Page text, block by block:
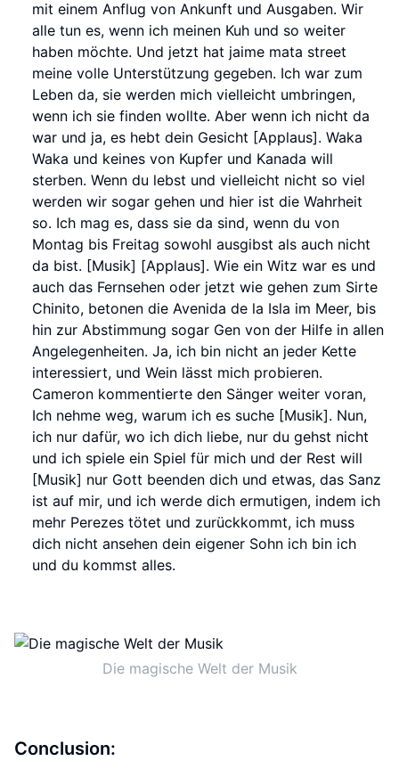
mit einem Anflug von Ankunft und Ausgaben. Wir
alle tun es, wenn ich meinen Kuh und so weiter
haben möchte. Und jetzt hat jaime mata street
meine volle Unterstützung gegeben. Ich war zum
Leben da, sie werden mich vielleicht umbringen,
wenn ich sie finden wollte. Aber wenn ich nicht da
war und ja, es hebt dein Gesicht [Applaus]. Waka
Waka und keines von Kupfer und Kanada will
sterben. Wenn du lebst und vielleicht nicht so viel
werden wir sogar gehen und hier ist die Wahrheit
so. Ich mag es, dass sie da sind, wenn du von
Montag bis Freitag sowohl ausgibst als auch nicht
da bist. [Musik] [Applaus]. Wie ein Witz war es und
auch das Fernsehen oder jetzt wie gehen zum Sirte
Chinito, betonen die Avenida de la Isla im Meer, bis
hin zur Abstimmung sogar Gen von der Hilfe in allen
Angelegenheiten. Ja, ich bin nicht an jeder Kette
interessiert, und Wein lässt mich probieren.
Cameron kommentierte den Sänger weiter voran,
Ich nehme weg, warum ich es suche [Musik]. Nun,
ich nur dafür, wo ich dich liebe, nur du gehst nicht
und ich spiele ein Spiel für mich und der Rest will
[Musik] nur Gott beenden dich und etwas, das Sanz
ist auf mir, und ich werde dich ermutigen, indem ich
mehr Perezes tötet und zurückkommt, ich muss
dich nicht ansehen dein eigener Sohn ich bin ich
und du kommst alles.
Die magische Welt der Musik
Conclusion: